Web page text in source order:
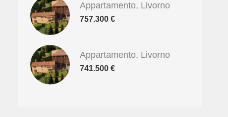
Appartamento, Livorno
757.300 €
Appartamento, Livorno
741.500 €